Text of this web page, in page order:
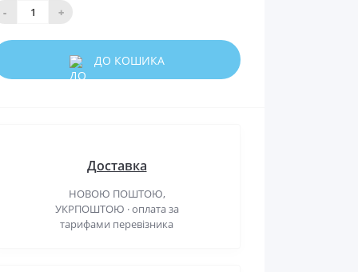
-
+
ДО КОШИКА
Доставка
НОВОЮ ПОШТОЮ,
УКРПОШТОЮ · оплата за
тарифами перевізника